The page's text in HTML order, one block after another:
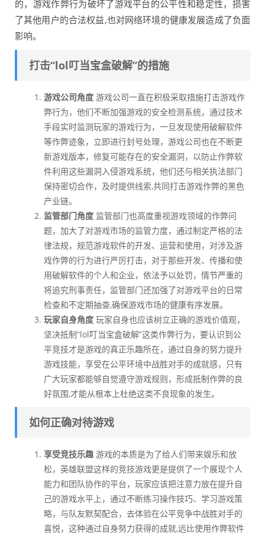
的，游戏作弊行为破坏了游戏平台的公平性和稳定性，损害
了其他用户的合法权益,也对网络环境的健康发展造成了负面
影响。
打击“lol叮当宝盒破解”的措施
游戏公司角度 游戏公司一直在积极采取措施打击游戏作
弊行为，他们不断加强游戏的安全检测系统，通过技术
手段实时监测玩家的游戏行为，一旦发现使用破解软件
等作弊迹象，立即进行封号处理，游戏公司也在不断更
新游戏版本，修复可能存在的安全漏洞，以防止作弊软
件利用这些漏洞入侵游戏系统，他们还与相关执法部门
保持密切合作，及时提供线索,共同打击游戏作弊的黑色
产业链。
监管部门角度 监管部门也高度重视游戏领域的作弊问
题，加大了对游戏市场的监管力度，通过制定严格的法
律法规，规范游戏软件的开发、运营和使用，对涉及游
戏作弊的行为进行严厉打击，对于那些开发、传播和使
用破解软件的个人和企业，依法予以处罚，情节严重的
将追究刑事责任，监管部门还加强了对游戏平台的日常
检查和不定期抽查,确保游戏市场的健康有序发展。
玩家自身角度 玩家自身也应该树立正确的游戏价值观，
坚决抵制“lol叮当宝盒破解”这类作弊行为，要认识到公
平竞技才是游戏的真正乐趣所在，通过自身的努力提升
游戏技能，享受在公平环境中战胜对手的成就感，只有
广大玩家都能够自觉遵守游戏规则，形成抵制作弊的良
好氛围,才能从根本上杜绝这类不良现象的发生。
如何正确对待游戏
享受竞技乐趣 游戏的本质是为了给人们带来娱乐和放
松，英雄联盟这样的竞技游戏更是提供了一个展现个人
能力和团队协作的平台，玩家应该把注意力放在提升自
己的游戏水平上，通过不断练习操作技巧、学习游戏策
略，与队友默契配合，去体验在公平竞争中战胜对手的
喜悦，这种通过自身努力获得的成就,远比使用作弊软件